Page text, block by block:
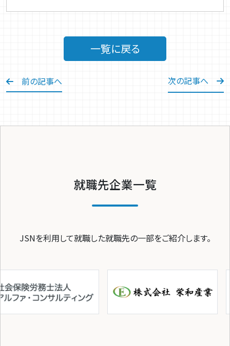
一覧に戻る
前の記事へ 次の記事へ
就職先企業一覧
JSNを利用して就職した就職先の一部をご紹介します。